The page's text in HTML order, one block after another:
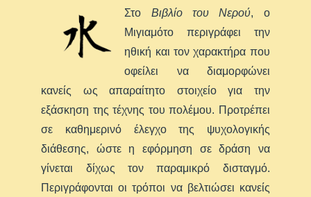
Στο Βιβλίο του Νερού, ο
Μιγιαμότο περιγράφει την
ηθική και τον χαρακτήρα που
οφείλει να διαμορφώνει
κανείς ως απαραίτητο στοιχείο για την
εξάσκηση της τέχνης του πολέμου. Προτρέπει
σε καθημερινό έλεγχο της ψυχολογικής
διάθεσης, ώστε η εφόρμηση σε δράση να
γίνεται δίχως τον παραμικρό δισταγμό.
Περιγράφονται οι τρόποι να βελτιώσει κανείς